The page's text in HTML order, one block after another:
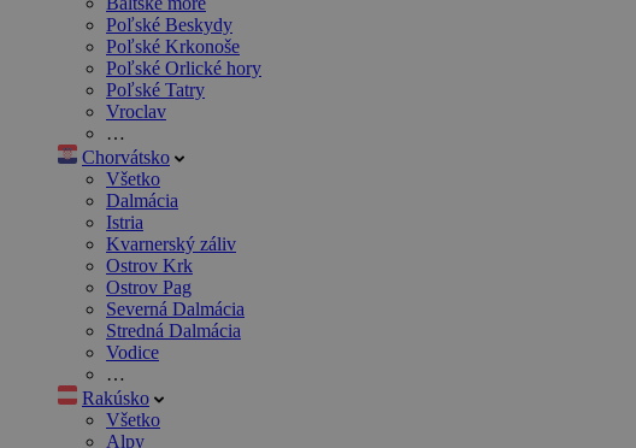
Poľské Beskydy
Poľské Krkonoše
Poľské Orlické hory
Poľské Tatry
Vroclav
…
Chorvátsko
Všetko
Dalmácia
Istria
Kvarnerský záliv
Ostrov Krk
Ostrov Pag
Severná Dalmácia
Stredná Dalmácia
Vodice
…
Rakúsko
Všetko
Alpy